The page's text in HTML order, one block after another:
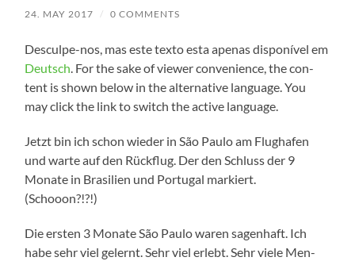
24. MAY 2017 / 0 COMMENTS
Desculpe-nos, mas este tex­to esta ape­n­as dis­poní­vel em
Deutsch. For the sake of view­er con­ve­ni­ence, the con­
tent is shown below in the alter­na­ti­ve lan­guage. You
may click the link to switch the acti­ve language.
Jetzt bin ich schon wie­der in São Pau­lo am Flug­ha­fen
und war­te auf den Rück­flug. Der den Schluss der 9
Mona­te in Bra­si­li­en und Por­tu­gal mar­kiert.
(Schooon?!?!)
Die ers­ten 3 Mona­te São Pau­lo waren sagen­haft. Ich
habe sehr viel gelernt. Sehr viel erlebt. Sehr vie­le Men­